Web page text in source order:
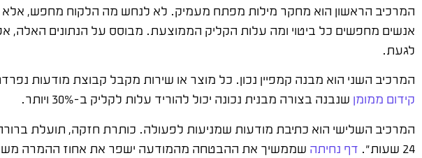
המרכיב הראשון הוא מחקר מילות מפתח מעמיק. לא לנחש מה הלקוח מחפש,
אנשים מחפשים כל ביטוי ומה עלות הקליק הממוצעת. מבוסס על הנתונים האלה,
לגעת.
המרכיב השני הוא מבנה קמפיין נכון. כל מוצר או שירות מקבל קבוצת מודעות
קידום ממומן שנבנה בצורה מבנית נכונה יכול להוריד עלות לקליק ב-30% ויותר.
המרכיב השלישי הוא כתיבת מודעות שמניעות לפעולה. כותרת חזקה, תועלת
24 שעות".
דף נחיתה שממשיך את ההבטחה מהמודעה ישפר את אחוז ההמרה